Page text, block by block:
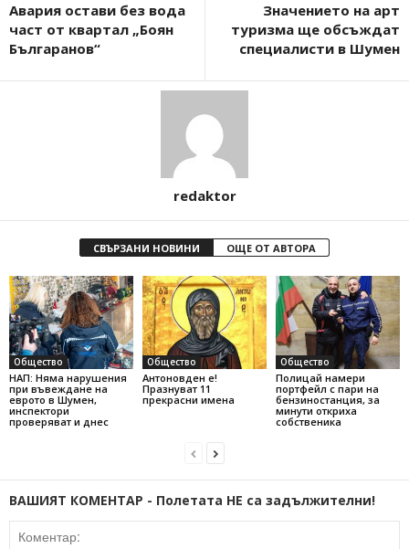
Авария остави без вода
част от квартал „Боян
Българанов“
Значението на арт
туризма ще обсъждат
специалисти в Шумен
redaktor
СВЪРЗАНИ НОВИНИ ОЩЕ ОТ АВТОРА
Общество
НАП: Няма нарушения
при въвеждане на
еврото в Шумен,
инспектори
проверяват и днес
Общество
Антоновден е!
Празнуват 11
прекрасни имена
Общество
Полицай намери
портфейл с пари на
бензиностанция, за
минути откриха
собственика
ВАШИЯТ КОМЕНТАР - Полетата НЕ са задължителни!